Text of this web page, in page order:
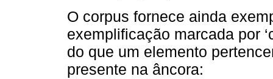
O corpus fornece ainda
exemplificação marcada por
do que um elemento
presente na âncora: